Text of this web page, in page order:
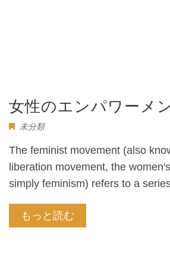
女性のエンパワーメ
未分類
The feminist movement (also
liberation movement, the
simply feminism) refers to a
もっと読む